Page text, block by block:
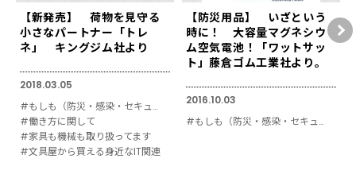
【新発売】 荷物を見守る
小さなパートナー「トレ
ネ」 キングジム社より
2018.03.05
#もしも（防災・感染・セキュリティ対策）
#働き方に関して
#家具も機械も取り扱ってます
#文具屋から買える身近なIT関連
【防災用品】 いざという
時に！ 大容量マグネシウ
ム空気電池！「ワットサッ
ト」藤倉ゴム工業社より。
2016.10.03
#もしも（防災・感染・セキュリティ対策）